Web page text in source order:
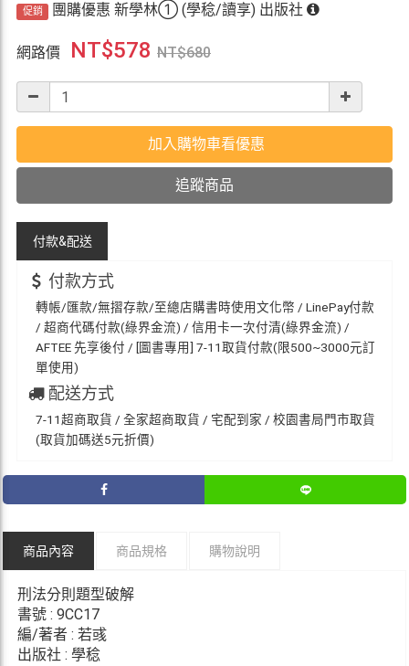
促銷 團購優惠 新學林① (學稔/讀享) 出版社
網路價 NT$578 NT$680
加入購物車看優惠
追蹤商品
付款&配送
付款方式
轉帳/匯款/無摺存款/至總店購書時使用文化幣 / LinePay付款
/ 超商代碼付款(綠界金流) / 信用卡一次付清(綠界金流) /
AFTEE 先享後付 / [圖書專用] 7-11取貨付款(限500~3000元訂
單使用)
配送方式
7-11超商取貨 / 全家超商取貨 / 宅配到家 / 校園書局門市取貨
(取貨加碼送5元折價)
商品內容 商品規格 購物說明
刑法分則題型破解
書號 : 9CC17
編/著者 : 若彧
出版社 : 學稔